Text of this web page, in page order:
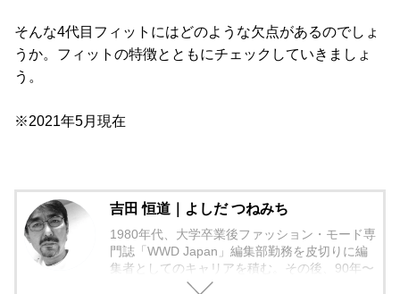
そんな4代目フィットにはどのような欠点があるのでしょ
うか。フィットの特徴とともにチェックしていきましょ
う。
※2021年5月現在
吉田 恒道｜よしだ つねみち
1980年代、大学卒業後ファッション・モード専
門誌「WWD Japan」編集部勤務を皮切りに編
集者としてのキャリアを積む。その後、90年〜
2000年代、中堅出版社ダイヤモンド社の自動車